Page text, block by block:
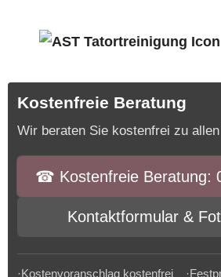
Kostenfreie Beratung
Wir beraten Sie kostenfrei zu
☎︎ Kostenfreie Beratung:
Kontaktformular &
·Kostenvoranschlag kostenfrei